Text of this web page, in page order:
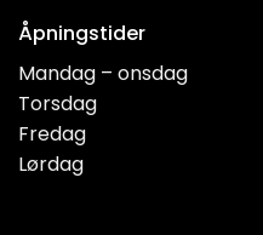
Åpningstider
Mandag – onsdag
Torsdag
Fredag
Lørdag